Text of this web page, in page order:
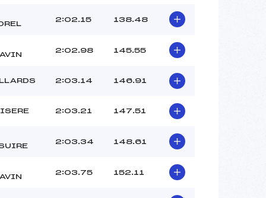
2:02.15 138.48
2:02.98 145.55
2:03.14 146.91
2:03.21 147.51
2:03.34 148.61
2:03.75 152.11